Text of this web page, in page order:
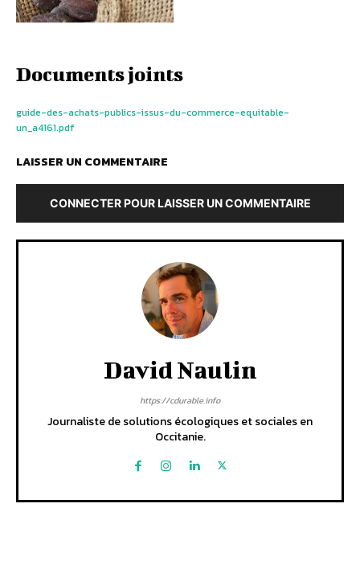
Documents joints
guide-des-achats-publics-issus-du-commerce-equitable-
un_a4161.pdf
LAISSER UN COMMENTAIRE
CONNECTER POUR LAISSER UN COMMENTAIRE
David Naulin
https://cdurable.info
Journaliste de solutions écologiques et sociales en
Occitanie.